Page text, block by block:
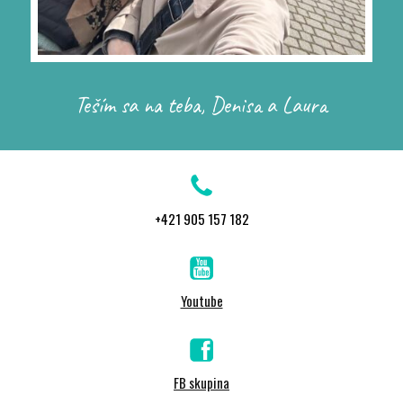
Teším sa na teba, Denisa a Laura
+421 905 157 182
Youtube
FB skupina